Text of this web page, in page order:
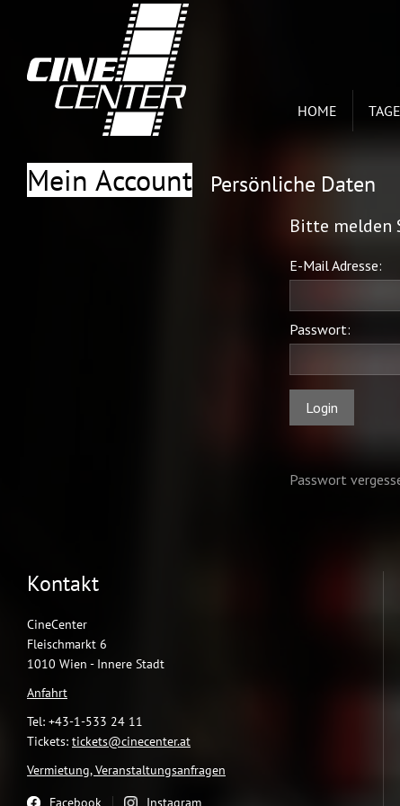
HOME
Mein Account Persönliche Daten
Kontakt
CineCenter
Fleischmarkt 6
1010 Wien - Innere Stadt
Anfahrt
Tel: +43-1-533 24 11
Tickets: tickets@cinecenter.at
Vermietung, Veranstaltungsanfragen
Facebook Instagram